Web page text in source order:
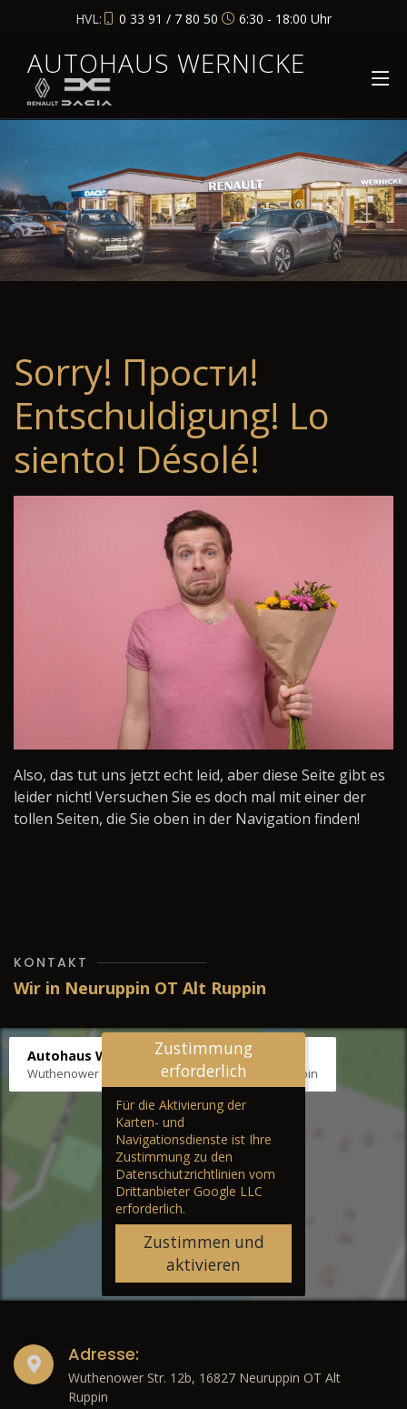
HVL: 0 33 91 / 7 80 50 6:30 - 18:00 Uhr
AUTOHAUS WERNICKE
Sorry! Прости!
Entschuldigung! Lo
siento! Désolé!
Also, das tut uns jetzt echt leid, aber diese Seite gibt es
leider nicht! Versuchen Sie es doch mal mit einer der
tollen Seiten, die Sie oben in der Navigation finden!
KONTAKT
Wir in Neuruppin OT Alt Ruppin
Autohaus Wernicke
Wuthenower Str. 12b, 16827 Neuruppin OT Alt Ruppin
Zustimmung
erforderlich
Für die Aktivierung der
Karten- und
Navigationsdienste ist Ihre
Zustimmung zu den
Datenschutzrichtlinien vom
Drittanbieter Google LLC
erforderlich.
Zustimmen und
aktivieren
Adresse:
Wuthenower Str. 12b, 16827 Neuruppin OT Alt
Ruppin